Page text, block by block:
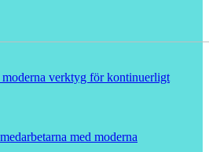
verktyg för kontinuerligt
med moderna